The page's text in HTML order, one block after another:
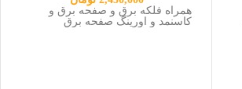
همراه فلکه برق و صفحه برق و
کاسنمد و اورینگ صفحه برق